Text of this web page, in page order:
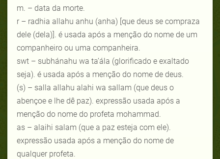
m. – data da morte.
r – radhia allahu anhu (anha) [que deus se compraza
dele (dela)]. é usada após a menção do nome de um
companheiro ou uma companheira.
swt – subhánahu wa ta’ála (glorificado e exaltado
seja). é usada após a menção do nome de deus.
(s) – salla allahu alahi wa sallam (que deus o
abençoe e lhe dê paz). expressão usada após a
menção do nome do profeta mohammad.
as – alaihi salam (que a paz esteja com ele).
expressão usada após a menção do nome de
qualquer profeta.